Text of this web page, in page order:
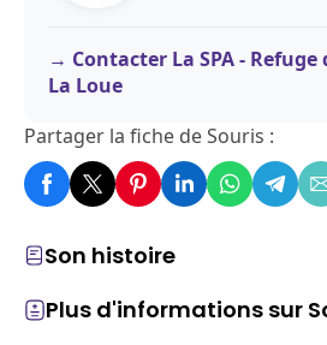
Son histoire
Plus d'informations sur
Contacter La SPA -
La Loue
Partager la fiche de Souris :